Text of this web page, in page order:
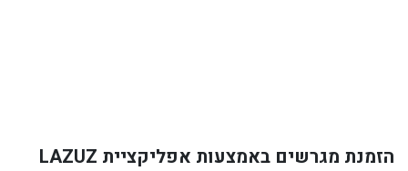
הזמנת מגרשים באמצעות אפליקציית LAZUZ